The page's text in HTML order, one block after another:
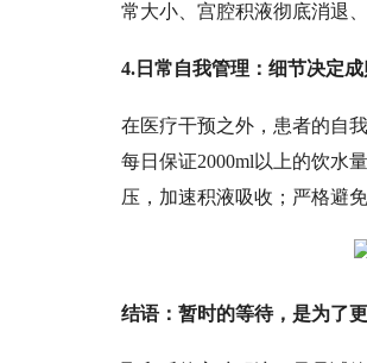
常大小、宫腔积液彻底消退
4.日常自我管理：细节决定成
在医疗干预之外，患者的自
每日保证2000ml以上的饮水
压，加速积液吸收；严格避
结语：暂时的等待，是为了